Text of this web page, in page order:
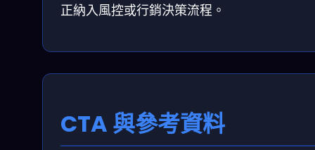
正納入風控或行銷決策流程。
CTA 與參考資料